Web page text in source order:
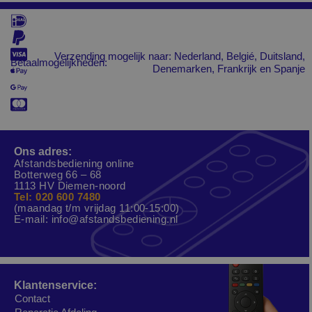
Betaalmogelijkheden:
Verzending mogelijk naar: Nederland, Belgié, Duitsland,
Denemarken, Frankrijk en Spanje
Ons adres:
Afstandsbediening online
Botterweg 66 – 68
1113 HV Diemen-noord
Tel: 020 600 7480
(maandag t/m vrijdag 11:00-15:00)
E-mail: info@afstandsbediening.nl
Klantenservice:
Contact